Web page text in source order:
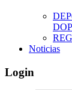
Noticias
Login